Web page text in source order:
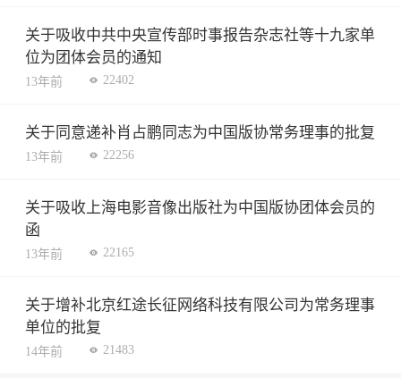
关于吸收中共中央宣传部时事报告杂志社等十九家单
位为团体会员的通知
13年前 22402
关于同意递补肖占鹏同志为中国版协常务理事的批复
13年前 22256
关于吸收上海电影音像出版社为中国版协团体会员的
函
13年前 22165
关于增补北京红途长征网络科技有限公司为常务理事
单位的批复
14年前 21483